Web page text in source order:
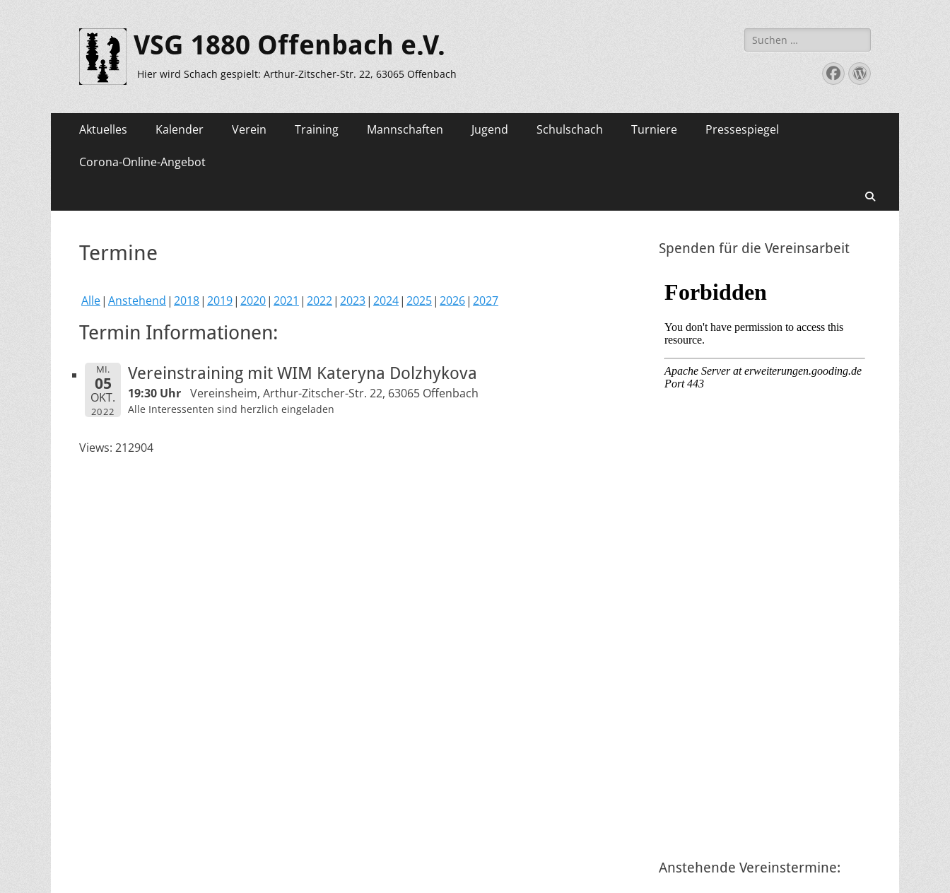
VSG 1880 Offenbach e.V.
Hier wird Schach gespielt: Arthur-Zitscher-Str. 22, 63065 Offenbach
Suche
nach:
Facebook
WordPress
Primäres
Zum
Inhalt
springen
Aktuelles Kalender Verein Training Mannschaften Jugend Schulschach Turniere Pressespiegel
Corona-Online-Angebot
Termine
Alle Anstehend 2018 2019 2020 2021 2022 2023 2024 2025 2026 2027
Termin Informationen:
MI.
05
OKT.
2022
Vereinstraining mit WIM Kateryna Dolzhykova
19:30 Uhr Vereinsheim, Arthur-Zitscher-Str. 22, 63065 Offenbach
Alle Interessenten sind herzlich eingeladen
Views: 212904
Spenden für die Vereinsarbeit
Anstehende Vereinstermine: